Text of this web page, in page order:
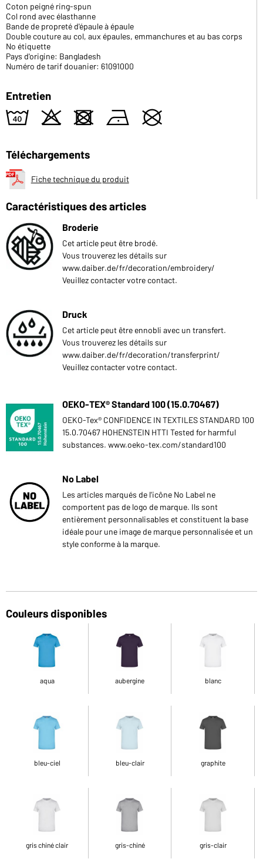
Coton peigné ring-spun
Col rond avec élasthanne
Bande de propreté d'épaule à épaule
Double couture au col, aux épaules, emmanchures et au bas corps
No étiquette
Pays d'origine: Bangladesh
Numéro de tarif douanier: 61091000
Entretien
8 o d n U
Téléchargements
Fiche technique du produit
Caractéristiques des articles
Broderie
Cet article peut être brodé.
Vous trouverez les détails sur
www.daiber.de/fr/decoration/embroidery/
Veuillez contacter votre contact.
Druck
Cet article peut être ennobli avec un transfert.
Vous trouverez les détails sur
www.daiber.de/fr/decoration/transferprint/
Veuillez contacter votre contact.
OEKO-TEX® Standard 100 (15.0.70467)
OEKO-Tex® CONFIDENCE IN TEXTILES STANDARD 100
15.0.70467 HOHENSTEIN HTTI Tested for harmful
substances. www.oeko-tex.com/standard100
No Label
Les articles marqués de l'icône No Label ne
comportent pas de logo de marque. Ils sont
entièrement personnalisables et constituent la base
idéale pour une image de marque personnalisée et un
style conforme à la marque.
Couleurs disponibles
aqua aubergine blanc
bleu-ciel bleu-clair graphite
gris chiné clair gris-chiné gris-clair